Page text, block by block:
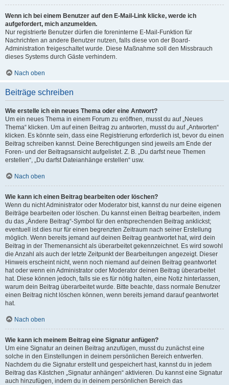
Wenn ich bei einem Benutzer auf den E-Mail-Link klicke, werde ich
aufgefordert, mich anzumelden.
Nur registrierte Benutzer dürfen die foreninterne E-Mail-Funktion für
Nachrichten an andere Benutzer nutzen, falls diese von der Board-
Administration freigeschaltet wurde. Diese Maßnahme soll den Missbrauch
dieses Systems durch Gäste verhindern.
Nach oben
Beiträge schreiben
Wie erstelle ich ein neues Thema oder eine Antwort?
Um ein neues Thema in einem Forum zu eröffnen, musst du auf „Neues
Thema“ klicken. Um auf einen Beitrag zu antworten, musst du auf „Antworten“
klicken. Es könnte sein, dass eine Registrierung erforderlich ist, bevor du einen
Beitrag schreiben kannst. Deine Berechtigungen sind jeweils am Ende der
Foren- und der Beitragsansicht aufgelistet. Z. B. „Du darfst neue Themen
erstellen“, „Du darfst Dateianhänge erstellen“ usw.
Nach oben
Wie kann ich einen Beitrag bearbeiten oder löschen?
Wenn du nicht Administrator oder Moderator bist, kannst du nur deine eigenen
Beiträge bearbeiten oder löschen. Du kannst einen Beitrag bearbeiten, indem
du das „Ändere Beitrag“-Symbol für den entsprechenden Beitrag anklickst;
eventuell ist dies nur für einen begrenzten Zeitraum nach seiner Erstellung
möglich. Wenn bereits jemand auf deinen Beitrag geantwortet hat, wird dein
Beitrag in der Themenansicht als überarbeitet gekennzeichnet. Es wird sowohl
die Anzahl als auch der letzte Zeitpunkt der Bearbeitungen angezeigt. Dieser
Hinweis erscheint nicht, wenn noch niemand auf deinen Beitrag geantwortet
hat oder wenn ein Administrator oder Moderator deinen Beitrag überarbeitet
hat. Diese können jedoch, falls sie es für nötig halten, eine Notiz hinterlassen,
warum dein Beitrag überarbeitet wurde. Bitte beachte, dass normale Benutzer
einen Beitrag nicht löschen können, wenn bereits jemand darauf geantwortet
hat.
Nach oben
Wie kann ich meinem Beitrag eine Signatur anfügen?
Um eine Signatur an deinen Beitrag anzufügen, musst du zunächst eine
solche in den Einstellungen in deinem persönlichen Bereich entwerfen.
Nachdem du die Signatur erstellt und gespeichert hast, kannst du in jedem
Beitrag das Kästchen „Signatur anhängen“ aktivieren. Du kannst eine Signatur
auch hinzufügen, indem du in deinem persönlichen Bereich das